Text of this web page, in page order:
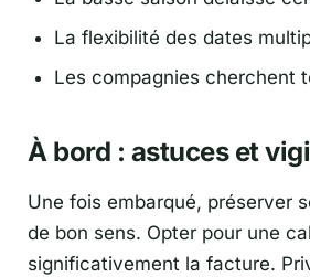
La flexibilité des dates
Les compagnies cherchent
À bord : astuces et
Une fois embarqué, préserver
de bon sens. Opter pour une
significativement la facture.